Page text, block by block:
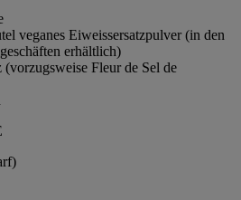
veganes Eiweissersatzpulver (in den
erhältlich)
(vorzugsweise Fleur de Sel de